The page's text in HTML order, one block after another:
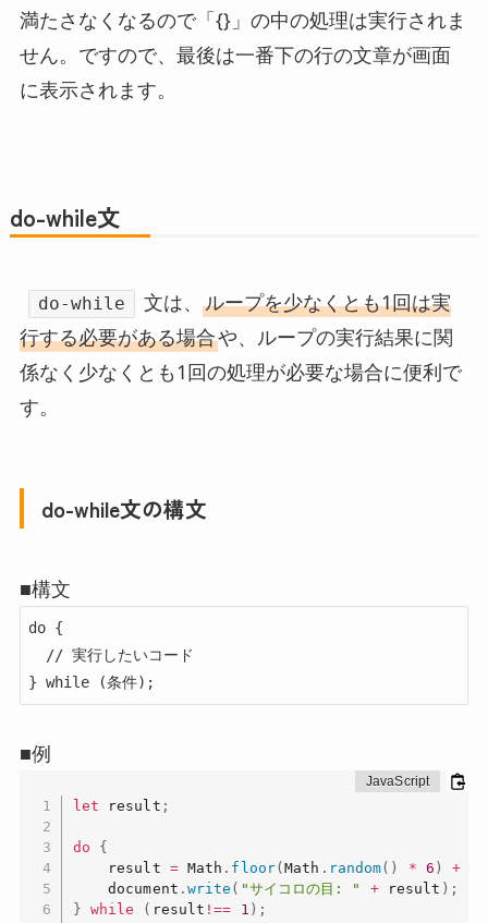
満たさなくなるので「{}」の中の処理は実行されま
せん。ですので、最後は一番下の行の文章が画面
に表示されます。
do-while文
do-while 文は、ループを少なくとも1回は実
行する必要がある場合や、ループの実行結果に関
係なく少なくとも1回の処理が必要な場合に便利で
す。
do-while文の構文
■構文
do {
} while (条件);
■例
let result ;
do
{
    result
= Math . floor(Math . random( ) * 6 ) +
    document
. write ( "サイコロの目: " + result ) ;
} while ( result !== 1 ) ;